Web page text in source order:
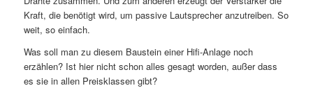
Kraft, die benötigt wird, um passive Lautsprecher anzutreiben. So
weit, so einfach.
Was soll man zu diesem Baustein einer Hifi-Anlage noch
erzählen? Ist hier nicht schon alles gesagt worden, außer dass
es sie in allen Preisklassen gibt?